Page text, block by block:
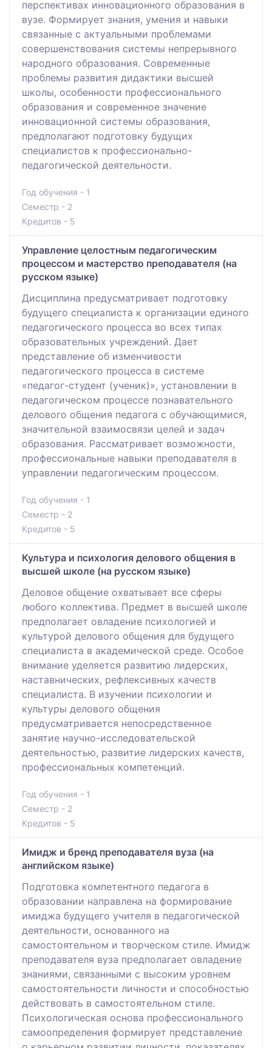
перспективах инновационного образования в
вузе. Формирует знания, умения и навыки
связанные с актуальными проблемами
совершенствования системы непрерывного
народного образования. Современные
проблемы развития дидактики высшей
школы, особенности профессионального
образования и современное значение
инновационной системы образования,
предполагают подготовку будущих
специалистов к профессионально-
педагогической деятельности.
Год обучения - 1
Семестр - 2
Кредитов - 5
Управление целостным педагогическим
процессом и мастерство преподавателя (на
русском языке)
Дисциплина предусматривает подготовку
будущего специалиста к организации единого
педагогического процесса во всех типах
образовательных учреждений. Дает
представление об изменчивости
педагогического процесса в системе
«педагог-студент (ученик)», установлении в
педагогическом процессе познавательного
делового общения педагога с обучающимися,
значительной взаимосвязи целей и задач
образования. Рассматривает возможности,
профессиональные навыки преподавателя в
управлении педагогическим процессом.
Год обучения - 1
Семестр - 2
Кредитов - 5
Культура и психология делового общения в
высшей школе (на русском языке)
Деловое общение охватывает все сферы
любого коллектива. Предмет в высшей школе
предполагает овладение психологией и
культурой делового общения для будущего
специалиста в академической среде. Особое
внимание уделяется развитию лидерских,
наставнических, рефлексивных качеств
специалиста. В изучении психологии и
культуры делового общения
предусматривается непосредственное
занятие научно-исследовательской
деятельностью, развитие лидерских качеств,
профессиональных компетенций.
Год обучения - 1
Семестр - 2
Кредитов - 5
Имидж и бренд преподавателя вуза (на
английском языке)
Подготовка компетентного педагога в
образовании направлена на формирование
имиджа будущего учителя в педагогической
деятельности, основанного на
самостоятельном и творческом стиле. Имидж
преподавателя вуза предполагает овладение
знаниями, связанными с высоким уровнем
самостоятельности личности и способностью
действовать в самостоятельном стиле.
Психологическая основа профессионального
самоопределения формирует представление